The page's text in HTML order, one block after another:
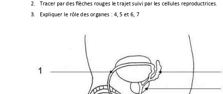
2.
Tracer par des flèches rouges le trajet suivi par les cellules reproductrices.
3.
Expliquer le rôledes organes : 4, 5 et 6, 7